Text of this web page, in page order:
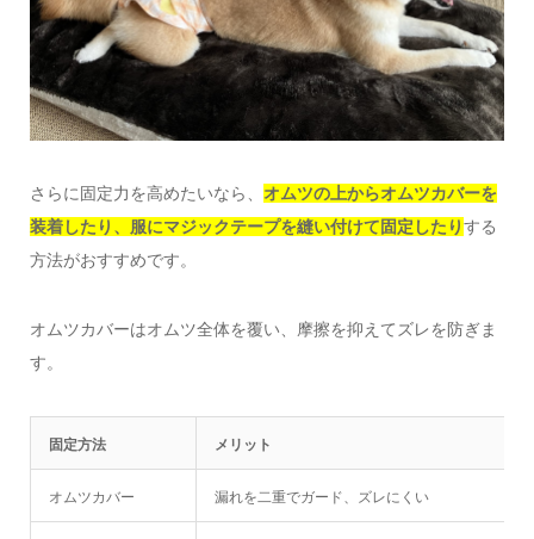
さらに固定力を高めたいなら、 オムツの上からオムツカバーを
装着したり、服にマジックテープを縫い付けて固定したりする
方法がおすすめです。
オムツカバーはオムツ全体を覆い、摩擦を抑えてズレを防ぎま
す。
固定方法 メリット
オムツカバー 漏れを二重でガード、ズレにくい